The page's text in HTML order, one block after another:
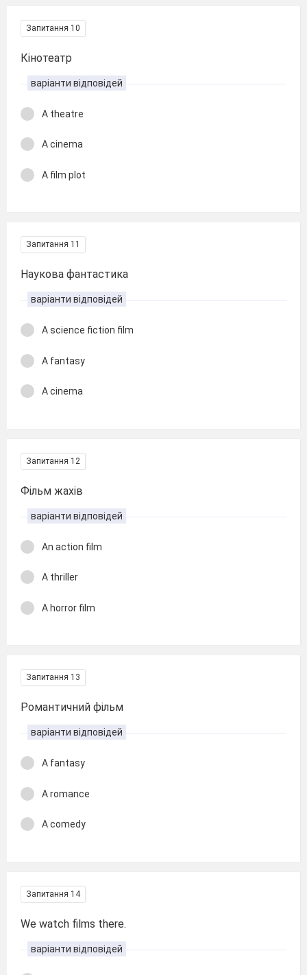
Запитання 10
Кінотеатр
варіанти відповідей
A theatre
A cinema
A film plot
Запитання 11
Наукова фантастика
варіанти відповідей
A science fiction film
A fantasy
A cinema
Запитання 12
Фільм жахів
варіанти відповідей
An action film
A thriller
A horror film
Запитання 13
Романтичний фільм
варіанти відповідей
A fantasy
A romance
A comedy
Запитання 14
We watch films there.
варіанти відповідей